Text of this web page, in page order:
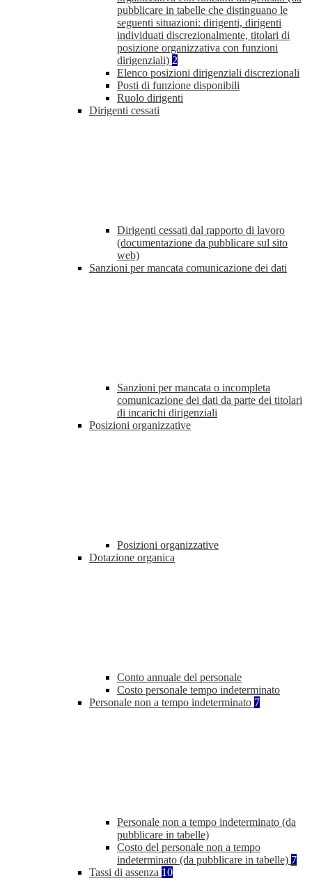
pubblicare in tabelle che distinguano le
seguenti situazioni: dirigenti, dirigenti
individuati discrezionalmente, titolari di
posizione organizzativa con funzioni
dirigenziali) 2
Elenco posizioni dirigenziali discrezionali
Posti di funzione disponibili
Ruolo dirigenti
Dirigenti cessati
Dirigenti cessati dal rapporto di lavoro
(documentazione da pubblicare sul sito
web)
Sanzioni per mancata comunicazione dei dati
Sanzioni per mancata o incompleta
comunicazione dei dati da parte dei titolari
di incarichi dirigenziali
Posizioni organizzative
Posizioni organizzative
Dotazione organica
Conto annuale del personale
Costo personale tempo indeterminato
Personale non a tempo indeterminato 7
Personale non a tempo indeterminato (da
pubblicare in tabelle)
Costo del personale non a tempo
indeterminato (da pubblicare in tabelle) 7
Tassi di assenza 10